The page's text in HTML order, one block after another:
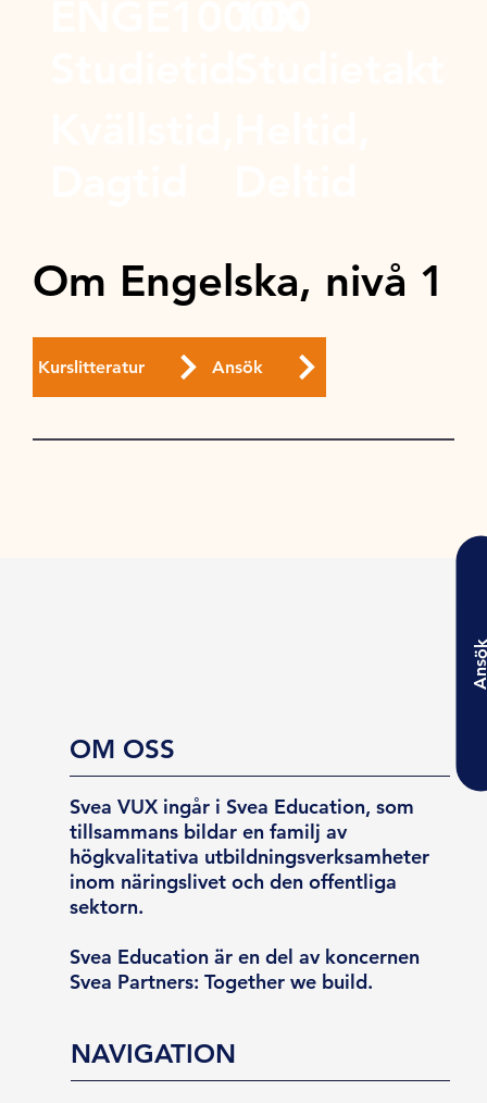
Om Engelska, nivå 1
Kurslitteratur Ansök
OM OSS
Svea VUX ingår i Svea Education, som
tillsammans bildar en familj av
högkvalitativa utbildningsverksamheter
inom näringslivet och den offentliga
sektorn.
Svea Education är en del av koncernen
Svea Partners: Together we build.
NAVIGATION